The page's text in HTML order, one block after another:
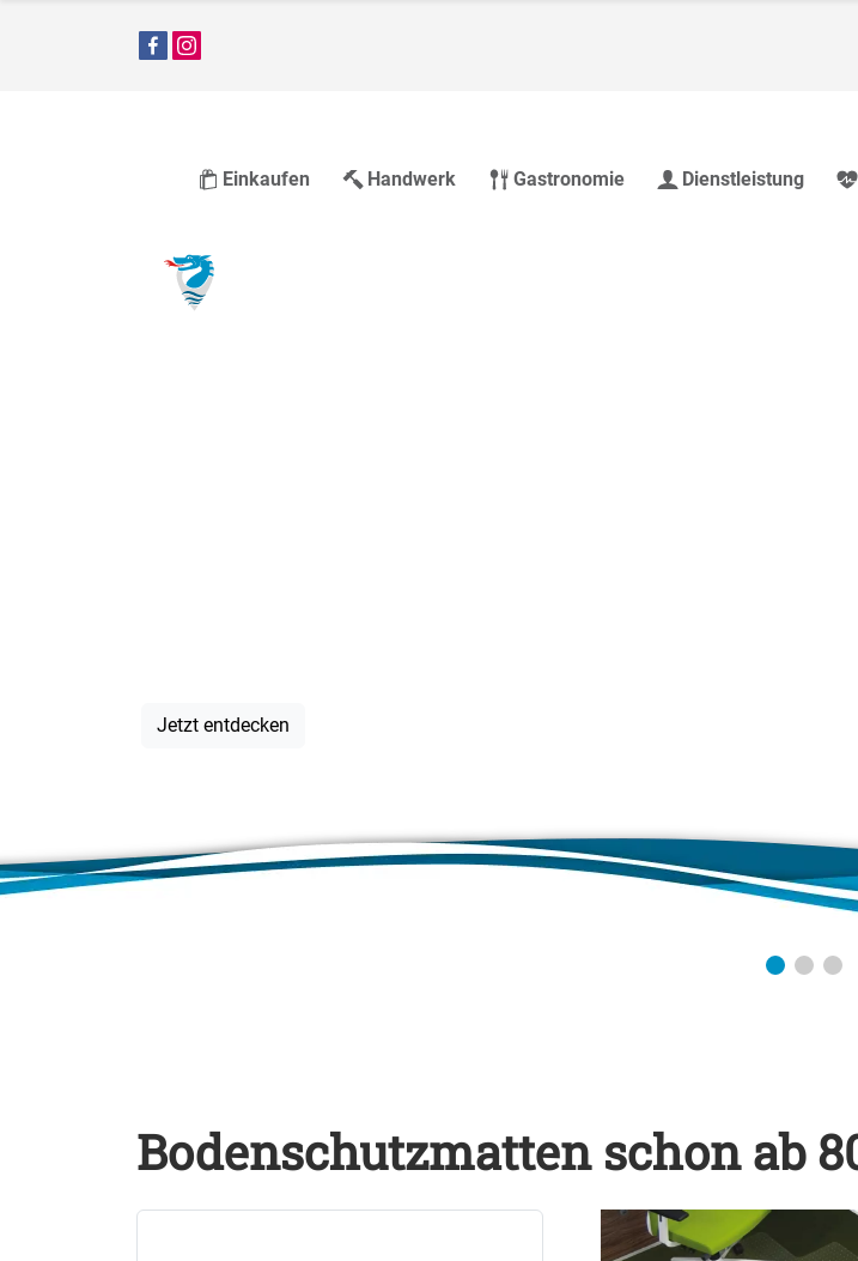
Einkaufen Handwerk Gastronomie Dienstleistung
Jetzt entdecken
Bodenschutzmatten schon ab